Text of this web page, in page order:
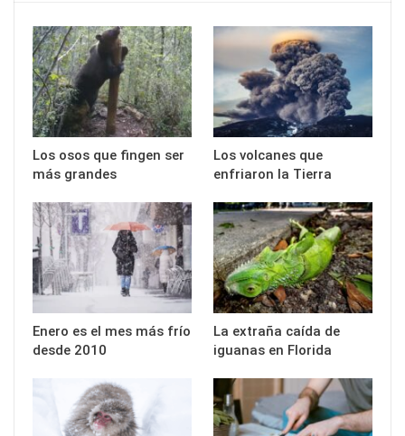
Los osos que fingen ser
más grandes
Los volcanes que
enfriaron la Tierra
Enero es el mes más frío
desde 2010
La extraña caída de
iguanas en Florida